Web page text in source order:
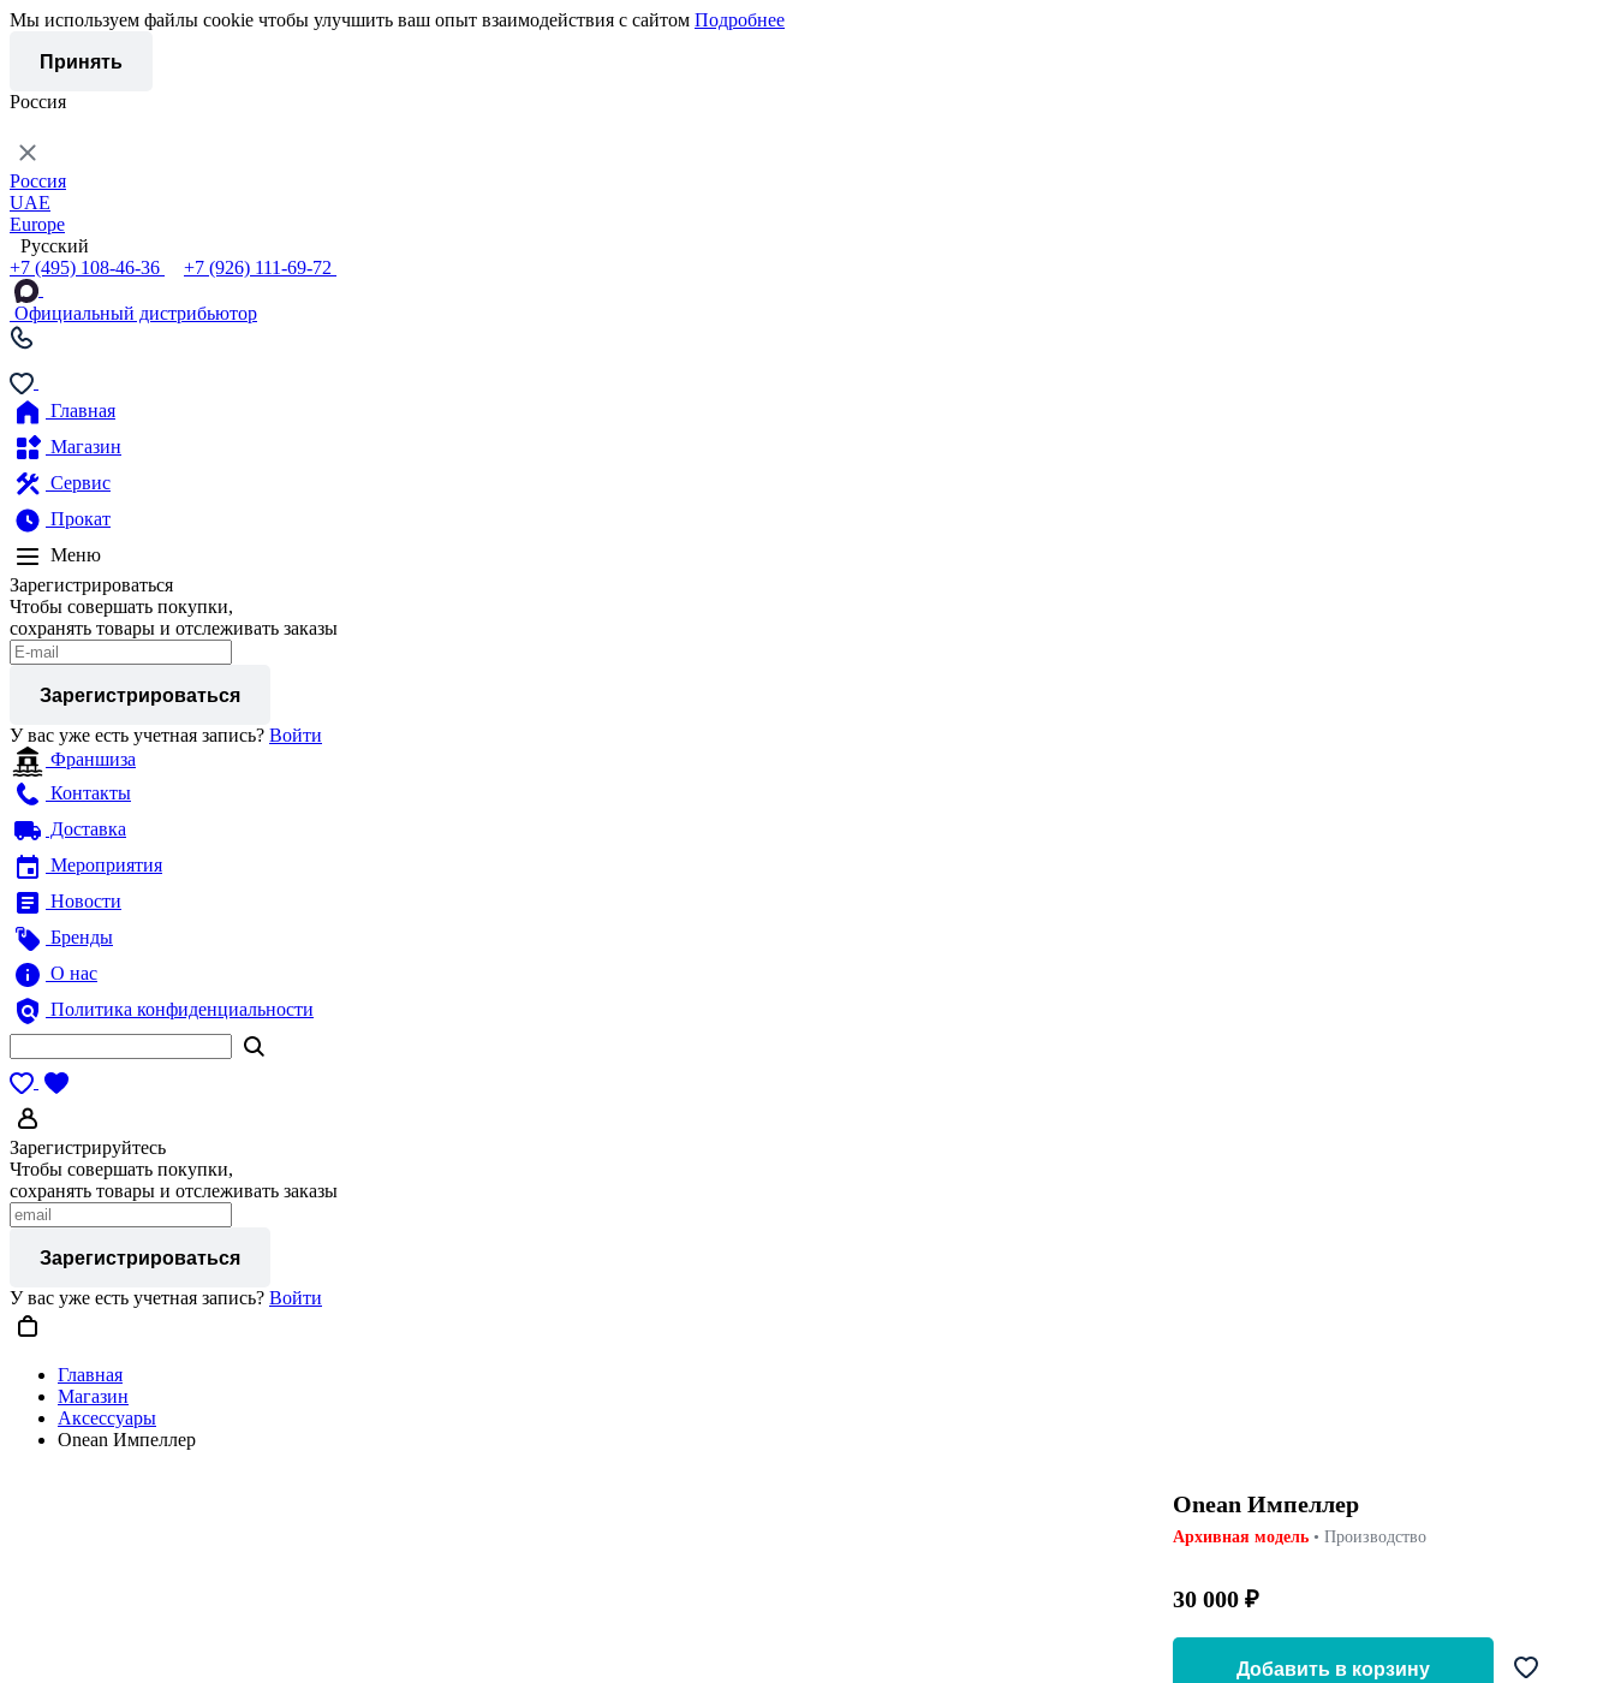
Мы используем файлы cookie чтобы улучшить ваш опыт взаимодействия с сайтом Подробнее
Принять
Россия
Россия
UAE
Europe
Русский
+7 (495) 108-46-36
+7 (926) 111-69-72
Официальный дистрибьютор
Главная
Магазин
Сервис
Прокат
Меню
Зарегистрироваться
Чтобы совершать покупки,
сохранять товары и отслеживать заказы
Зарегистрироваться
У вас уже есть учетная запись? Войти
Франшиза
Контакты
Доставка
Мероприятия
Новости
Бренды
О нас
Политика конфиденциальности
Зарегистрируйтесь
Чтобы совершать покупки,
сохранять товары и отслеживать заказы
Зарегистрироваться
У вас уже есть учетная запись? Войти
Главная
Магазин
Аксессуары
Onean Импеллер
Onean Импеллер
Архивная модель • Производство
30 000 ₽
Добавить в корзину